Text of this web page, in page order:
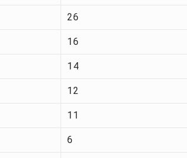
26
16
14
12
11
6